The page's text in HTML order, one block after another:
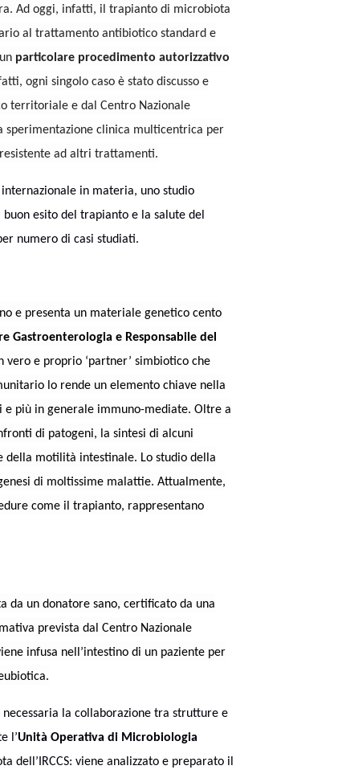
Ad oggi, infatti, il trapianto di microbiota
al trattamento antibiotico standard e
particolare procedimento autorizzativo
ogni singolo caso è stato discusso e
territoriale e dal Centro Nazionale
sperimentazione clinica multicentrica per
ad altri trattamenti.
in materia, uno studio
esito del trapianto e la salute del
numero di casi studiati.
e presenta un materiale genetico cento
Gastroenterologia e Responsabile del
vero e proprio ‘partner’ simbiotico che
lo rende un elemento chiave nella
più in generale immuno-mediate. Oltre a
di patogeni, la sintesi di alcuni
motilità intestinale. Lo studio della
di moltissime malattie. Attualmente,
come il trapianto, rappresentano
da un donatore sano, certificato da una
prevista dal Centro Nazionale
infusa nell’intestino di un paziente per
la collaborazione tra strutture e
l’Unità Operativa di Microbiologia
dell’IRCCS: viene analizzato e preparato il